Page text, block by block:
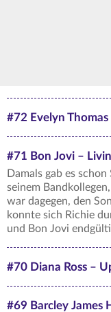
#72 Evelyn
#71 Bon Jovi –
Damals gab es
seinem
war dagegen, den
konnte sich Richie
und Bon Jovi
#70 Diana Ross –
#69 Barcley James